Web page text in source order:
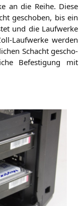
an die Rei­he. Die­se
gescho­ben, bis ein
und die Lauf­wer­ke
Laufwerke wer­den
Schacht gescho­
Befes­ti­gung mit